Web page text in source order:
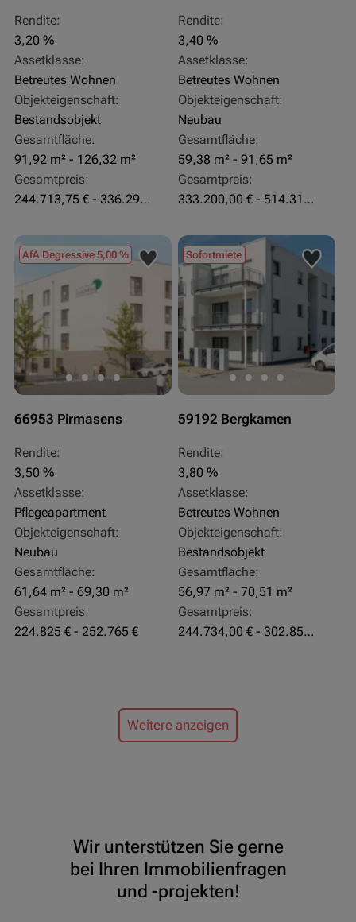
Rendite:
3,20 %
Assetklasse:
Betreutes Wohnen
Objekteigenschaft:
Bestandsobjekt
Gesamtfläche:
91,92 m² - 126,32 m²
Gesamtpreis:
244.713,75 € - 336.292 €
Rendite:
3,40 %
Assetklasse:
Betreutes Wohnen
Objekteigenschaft:
Neubau
Gesamtfläche:
59,38 m² - 91,65 m²
Gesamtpreis:
333.200,00 € - 514.310,00 €
AfA Degressive 5,00 %
66953 Pirmasens
Rendite:
3,50 %
Assetklasse:
Pflegeapartment
Objekteigenschaft:
Neubau
Gesamtfläche:
61,64 m² - 69,30 m²
Gesamtpreis:
224.825 € - 252.765 €
Sofortmiete
59192 Bergkamen
Rendite:
3,80 %
Assetklasse:
Betreutes Wohnen
Objekteigenschaft:
Bestandsobjekt
Gesamtfläche:
56,97 m² - 70,51 m²
Gesamtpreis:
244.734,00 € - 302.855,00 €
Weitere anzeigen
Wir unterstützen Sie gerne
bei Ihren Immobilienfragen
und -projekten!